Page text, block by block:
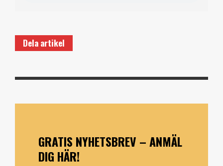
Dela artikel
GRATIS NYHETSBREV – ANMÄL
DIG HÄR!